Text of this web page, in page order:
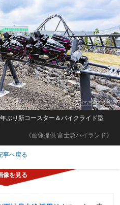
《画像提供 富士急ハイランド》
ぶり新コースター＆バイクライド型
事へ戻る